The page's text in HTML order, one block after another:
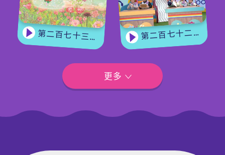
第二百七十三集 - 《花神的獎勵》上集 第二百七十二集 - 【玩轉星期五】眼力大挑戰
更多